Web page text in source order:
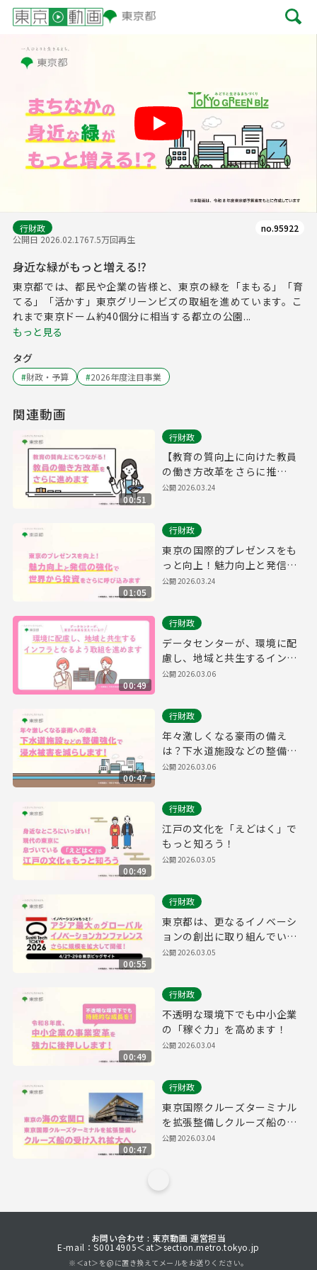
行財政
公開日 2026.02.1767.5万回再生
no.95922
身近な緑がもっと増える⁉
東京都では、都民や企業の皆様と、東京の緑を「まもる」「育
てる」「活かす」東京グリーンビズの取組を進めています。こ
れまで東京ドーム約40個分に相当する都立の公園...
もっと見る
タグ
#財政・予算 #2026年度注目事業
関連動画
00:51
行財政
【教育の質向上に向けた教員
の働き方改革をさらに推
進！】
公開2026.03.24
01:05
行財政
東京の国際的プレゼンスをも
っと向上！魅力向上と発信の
強化で、世界から投資をさら
公開2026.03.24
00:49
行財政
データセンターが、環境に配
慮し、地域と共生するインフ
ラとなるよう、取組を進めま
公開2026.03.06
00:47
行財政
年々激しくなる豪雨の備え
は？下水道施設などの整備を
強化することで浸水被害を減
公開2026.03.06
00:49
行財政
江戸の文化を「えどはく」で
もっと知ろう！
公開2026.03.05
00:55
行財政
東京都は、更なるイノベーシ
ョンの創出に取り組んでいき
ます​！
公開2026.03.05
00:49
行財政
不透明な環境下でも中小企業
の「稼ぐ力」を高めます！
公開2026.03.04
00:47
行財政
東京国際クルーズターミナル
を拡張整備しクルーズ船の受
け入れを拡大へ
公開2026.03.04
お問い合わせ : 東京動画 運営担当
E-mail：S0014905＜at＞section.metro.tokyo.jp
※＜at＞を@に置き換えてメールをお送りください。